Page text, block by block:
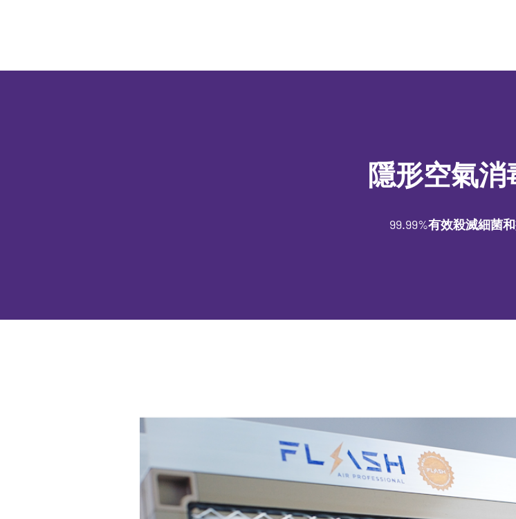
隱形空氣消
99.99%有效殺滅細菌